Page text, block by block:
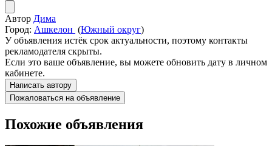
Автор Дима
Город: Ашкелон (Южный округ)
У объявления истёк срок актуальности, поэтому контакты
рекламодателя скрыты.
Если это ваше объявление, вы можете обновить дату в личном
кабинете.
Написать автору
Пожаловаться на объявление
Похожие объявления